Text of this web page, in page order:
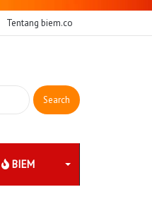
Tentang biem.co
Search
for:
BIEM